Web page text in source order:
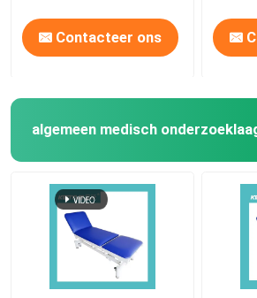
Gevallen
het bed van de het
Obstetrische Lijsttoebehoren
De Toebehoren van het het
algemeen medisch onderzoeklaag
Contacteer ons
algemeen medisch